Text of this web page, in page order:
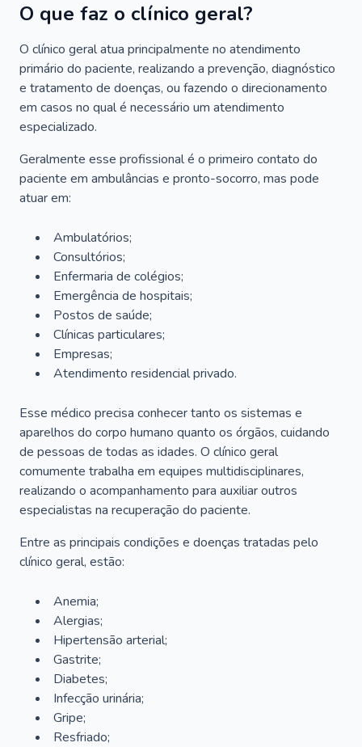
O que faz o clínico geral?
O clínico geral atua principalmente no atendimento
primário do paciente, realizando a prevenção, diagnóstico
e tratamento de doenças, ou fazendo o direcionamento
em casos no qual é necessário um atendimento
especializado.
Geralmente esse profissional é o primeiro contato do
paciente em ambulâncias e pronto-socorro, mas pode
atuar em:
Ambulatórios;
Consultórios;
Enfermaria de colégios;
Emergência de hospitais;
Postos de saúde;
Clínicas particulares;
Empresas;
Atendimento residencial privado.
Esse médico precisa conhecer tanto os sistemas e
aparelhos do corpo humano quanto os órgãos, cuidando
de pessoas de todas as idades. O clínico geral
comumente trabalha em equipes multidisciplinares,
realizando o acompanhamento para auxiliar outros
especialistas na recuperação do paciente.
Entre as principais condições e doenças tratadas pelo
clínico geral, estão:
Anemia;
Alergias;
Hipertensão arterial;
Gastrite;
Diabetes;
Infecção urinária;
Gripe;
Resfriado;